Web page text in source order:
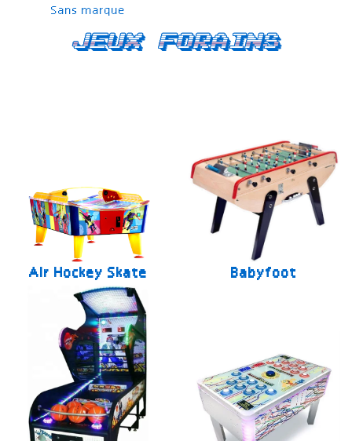
Sans marque
Jeux forains
Air Hockey Skate Babyfoot